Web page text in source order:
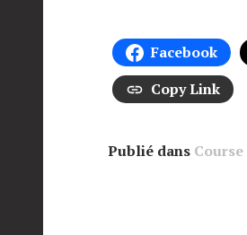
Facebook
Copy Link
Publié dans Course